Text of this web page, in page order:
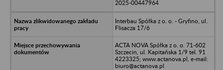
2025-00447964
Interbau Spółka z o. o. - Gryfino, ul.
Flisacza 17/6
ACTA NOVA Spółka z o. o. 71-602
Szczecin, ul. Kapitańska 1/9 tel. 91
4223325; www.actanova.pl, e-mail:
biuro@actanova.pl